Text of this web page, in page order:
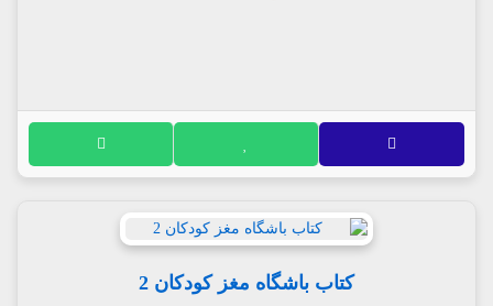
کتاب باشگاه مغز کودکان 2